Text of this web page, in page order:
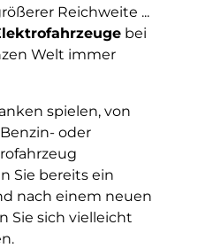
Reichweite ...
bei
Welt immer
spielen, von
oder
Sie bereits ein
nach einem neuen
Sie sich vielleicht